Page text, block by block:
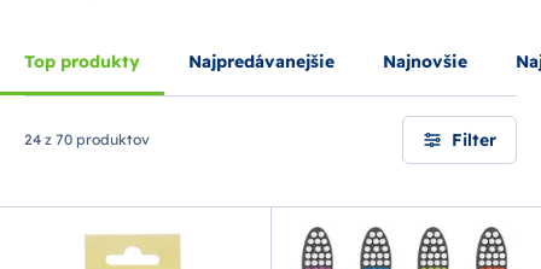
Top produkty Najpredávanejšie Najnovšie
24 z 70 produktov Filter